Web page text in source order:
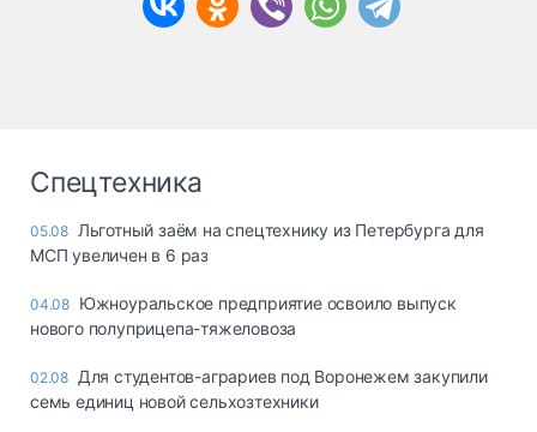
Спецтехника
05.08 Льготный заём на спецтехнику из Петербурга для
МСП увеличен в 6 раз
04.08 Южноуральское предприятие освоило выпуск
нового полуприцепа-тяжеловоза
02.08 Для студентов-аграриев под Воронежем закупили
семь единиц новой сельхозтехники